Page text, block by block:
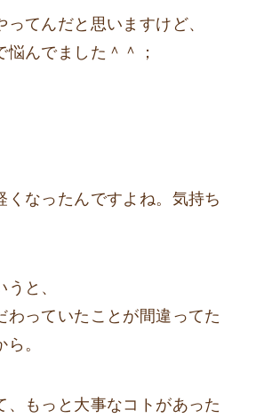
てんだと思いますけど、
んでました＾＾；
くなったんですよね。気持ち
と、
わっていたことが間違ってた
。
もっと大事なコト があった